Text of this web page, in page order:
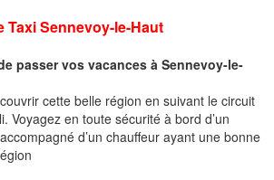
Sennevoy-le-Haut
passer vos vacances à Sennevoy-le-
cette belle région en suivant le circuit
Voyagez en toute sécurité à bord d’un
d’un chauffeur ayant une bonne